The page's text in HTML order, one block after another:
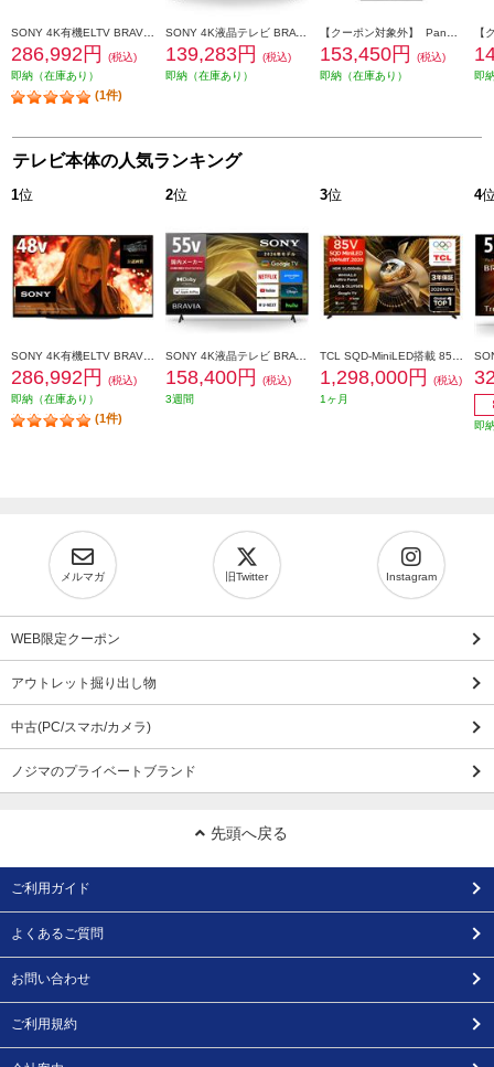
286,992円
(税込)
即納（在庫あり）
(1件)
139,283円
(税込)
即納（在庫あり）
153,450円
(税込)
即納（在庫あり）
即
テレビ本体の人気ランキング
1位
286,992円
(税込)
即納（在庫あり）
(1件)
2位
158,400円
(税込)
3週間
3位
1,298,000円
(税込)
1ヶ月
4
即
メルマガ 旧Twitter Instagram
WEB限定クーポン
アウトレット掘り出し物
中古(PC/スマホ/カメラ)
ノジマのプライベートブランド
先頭へ戻る
ご利用ガイド
よくあるご質問
お問い合わせ
ご利用規約